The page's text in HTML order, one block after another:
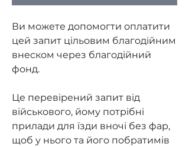
Ви можете допомогти оплатити
цей запит цільовим благодійним
внеском через благодійний
фонд.
Це перевірений запит від
військового, йому потрібні
прилади для їзди вночі без фар,
щоб у нього та його побратимів